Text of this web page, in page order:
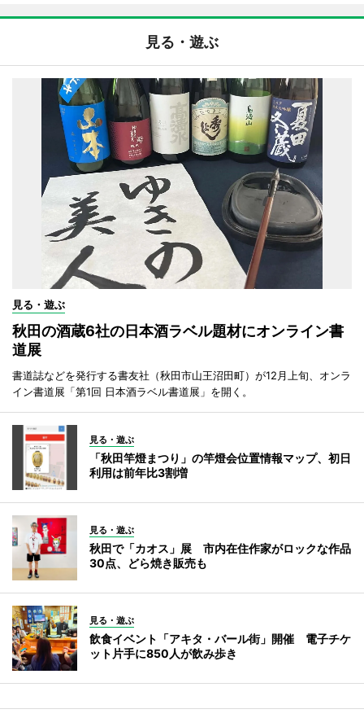
見る・遊ぶ
見る・遊ぶ
秋田の酒蔵6社の日本酒ラベル題材にオンライン書
道展
書道誌などを発行する書友社（秋田市山王沼田町）が12月上旬、オンラ
イン書道展「第1回 日本酒ラベル書道展」を開く。
見る・遊ぶ
「秋田竿燈まつり」の竿燈会位置情報マップ、初日
利用は前年比3割増
見る・遊ぶ
秋田で「カオス」展 市内在住作家がロックな作品
30点、どら焼き販売も
見る・遊ぶ
飲食イベント「アキタ・バール街」開催 電子チケ
ット片手に850人が飲み歩き